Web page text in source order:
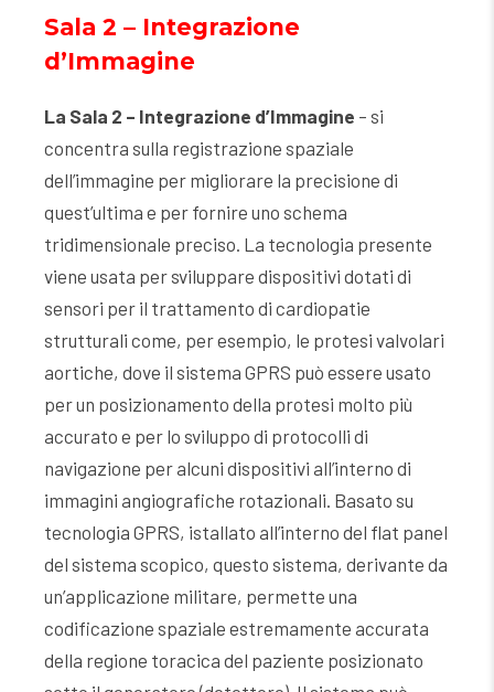
Sala 2 – Integrazione
d’Immagine
La Sala 2 – Integrazione d’Immagine – si
concentra sulla registrazione spaziale
dell’immagine per migliorare la precisione di
quest’ultima e per fornire uno schema
tridimensionale preciso. La tecnologia presente
viene usata per sviluppare dispositivi dotati di
sensori per il trattamento di cardiopatie
strutturali come, per esempio, le protesi valvolari
aortiche, dove il sistema GPRS può essere usato
per un posizionamento della protesi molto più
accurato e per lo sviluppo di protocolli di
navigazione per alcuni dispositivi all’interno di
immagini angiografiche rotazionali. Basato su
tecnologia GPRS, istallato all’interno del flat panel
del sistema scopico, questo sistema, derivante da
un’applicazione militare, permette una
codificazione spaziale estremamente accurata
della regione toracica del paziente posizionato